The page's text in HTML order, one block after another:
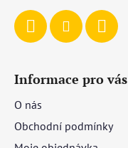
Informace pro vás
O nás
Obchodní podmínky